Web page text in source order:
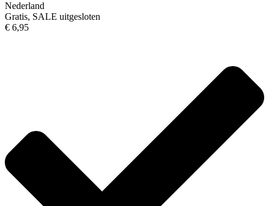
Nederland
Gratis, SALE uitgesloten
€ 6,95